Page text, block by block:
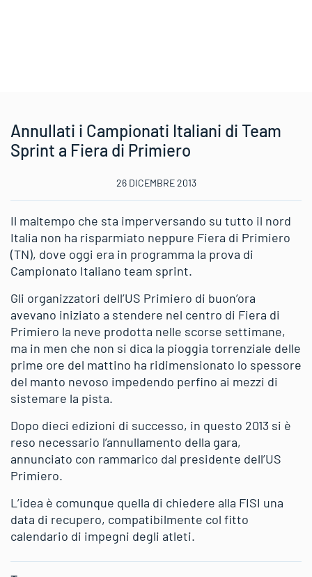
Annullati i Campionati Italiani di Team
Sprint a Fiera di Primiero
26 DICEMBRE 2013
Il maltempo che sta imperversando su tutto il nord
Italia non ha risparmiato neppure Fiera di Primiero
(TN), dove oggi era in programma la prova di
Campionato Italiano team sprint.
Gli organizzatori dell’US Primiero di buon’ora
avevano iniziato a stendere nel centro di Fiera di
Primiero la neve prodotta nelle scorse settimane,
ma in men che non si dica la pioggia torrenziale delle
prime ore del mattino ha ridimensionato lo spessore
del manto nevoso impedendo perfino ai mezzi di
sistemare la pista.
Dopo dieci edizioni di successo, in questo 2013 si è
reso necessario l’annullamento della gara,
annunciato con rammarico dal presidente dell’US
Primiero.
L’idea è comunque quella di chiedere alla FISI una
data di recupero, compatibilmente col fitto
calendario di impegni degli atleti.